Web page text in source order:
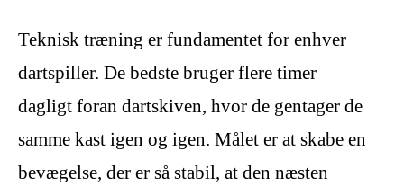
Teknisk træning er fundamentet for enhver
dartspiller. De bedste bruger flere timer
dagligt foran dartskiven, hvor de gentager de
samme kast igen og igen. Målet er at skabe en
bevægelse, der er så stabil, at den næsten